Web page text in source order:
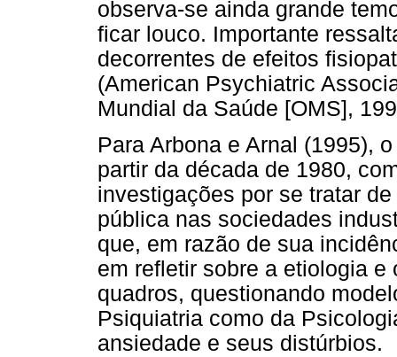
observa-se ainda grande
ficar louco. Importante
decorrentes de efeitos
(American Psychiatric
Mundial da Saúde [OMS],
Para Arbona e Arnal (1995),
partir da década de 1980,
investigações por se tratar
pública nas sociedades
que, em razão de sua
em refletir sobre a etiologia
quadros, questionando
Psiquiatria como da
ansiedade e seus distúrbios.